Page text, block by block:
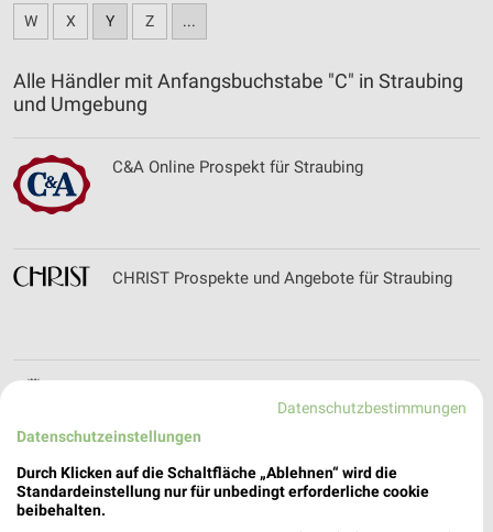
W X Y Z ...
Alle Händler mit Anfangsbuchstabe "C" in Straubing
und Umgebung
C&A Online Prospekt für Straubing
CHRIST Prospekte und Angebote für Straubing
Conrad Angebote im aktuellen Prospekt für
Datenschutzbestimmungen
Datenschutzeinstellungen
Durch Klicken auf die Schaltfläche „Ablehnen“ wird die
Standardeinstellung nur für unbedingt erforderliche cookie
beibehalten.